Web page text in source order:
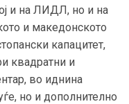
и на ЛИДЛ, но и на
и македонското
капацитет,
квадратни и
во иднина
но и дополнително